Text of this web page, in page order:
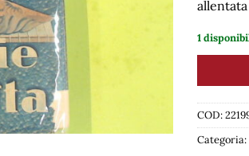
allentata
1
COD:
Categoria: